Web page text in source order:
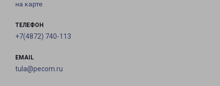
на карте
ТЕЛЕФОН
+7(4872) 740-113
EMAIL
tula@pecom.ru